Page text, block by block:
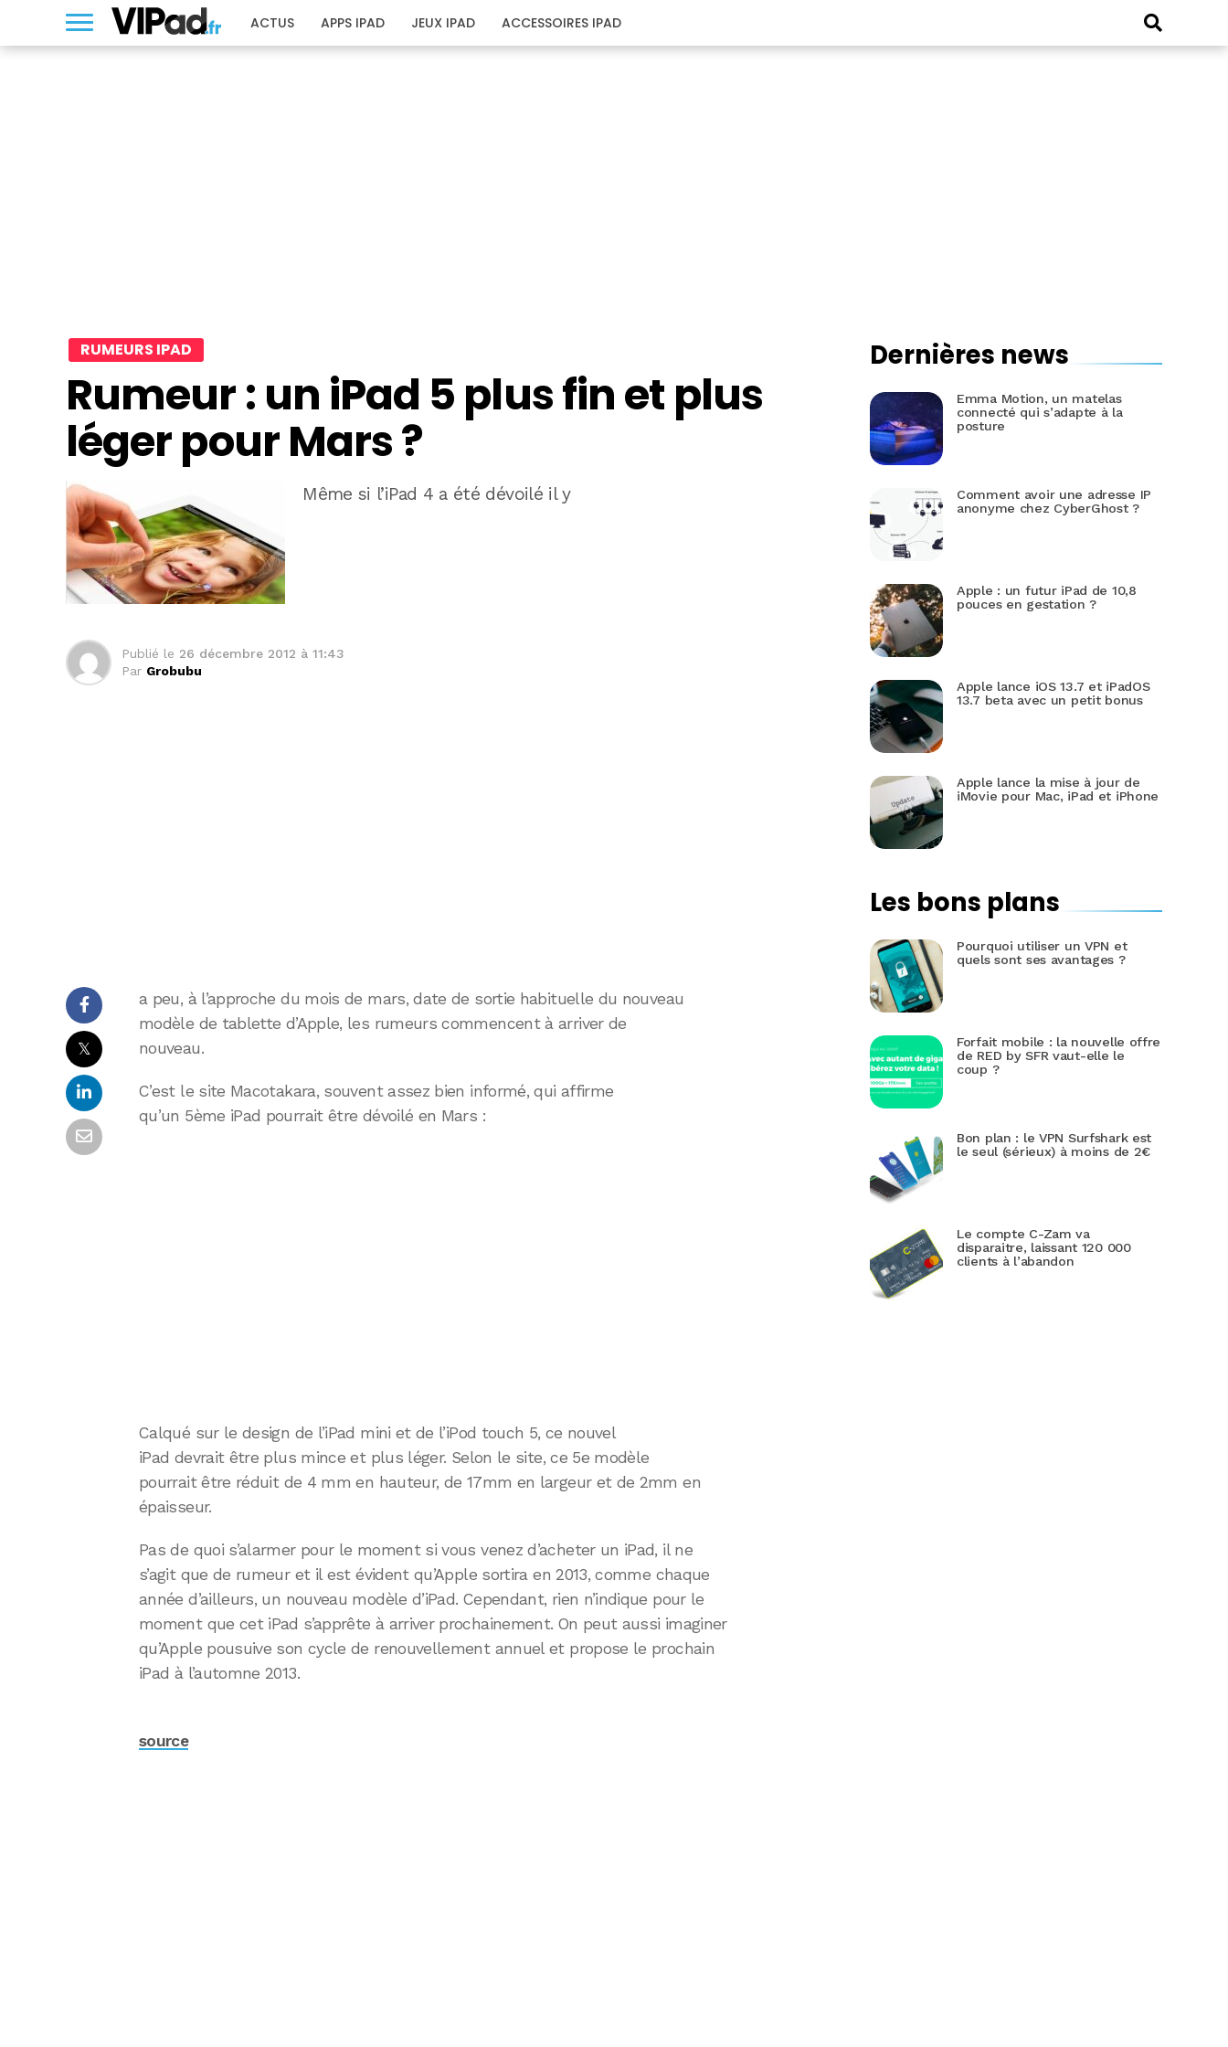
ACTUS APPS IPAD JEUX IPAD ACCESSOIRES IPAD
RUMEURS IPAD
Rumeur : un iPad 5 plus fin et plus
léger pour Mars ?
Même si l’iPad 4 a été dévoilé il y
Publié le 26 décembre 2012 à 11:43
Par Grobubu
𝕏
a peu, à l’approche du mois de mars, date de sortie habituelle du nouveau
modèle de tablette d’Apple, les rumeurs commencent à arriver de
nouveau.
C’est le site Macotakara, souvent assez bien informé, qui affirme
qu’un 5ème iPad pourrait être dévoilé en Mars :
Calqué sur le design de l’iPad mini et de l’iPod touch 5, ce nouvel
iPad devrait être plus mince et plus léger. Selon le site, ce 5e modèle
pourrait être réduit de 4 mm en hauteur, de 17mm en largeur et de 2mm en
épaisseur.
Pas de quoi s’alarmer pour le moment si vous venez d’acheter un iPad, il ne
s’agit que de rumeur et il est évident qu’Apple sortira en 2013, comme chaque
année d’ailleurs, un nouveau modèle d’iPad. Cependant, rien n’indique pour le
moment que cet iPad s’apprête à arriver prochainement. On peut aussi imaginer
qu’Apple pousuive son cycle de renouvellement annuel et propose le prochain
iPad à l’automne 2013.
source
Dernières news
Emma Motion, un matelas
connecté qui s’adapte à la
posture
Comment avoir une adresse IP
anonyme chez CyberGhost ?
Apple : un futur iPad de 10,8
pouces en gestation ?
Apple lance iOS 13.7 et iPadOS
13.7 beta avec un petit bonus
Apple lance la mise à jour de
iMovie pour Mac, iPad et iPhone
Les bons plans
Pourquoi utiliser un VPN et
quels sont ses avantages ?
Forfait mobile : la nouvelle offre
de RED by SFR vaut-elle le
coup ?
Bon plan : le VPN Surfshark est
le seul (sérieux) à moins de 2€
Le compte C-Zam va
disparaitre, laissant 120 000
clients à l’abandon